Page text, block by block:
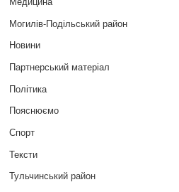
Могилів-Подільський район
Новини
Партнерський матеріал
Політика
Пояснюємо
Спорт
Тексти
Тульчинський район